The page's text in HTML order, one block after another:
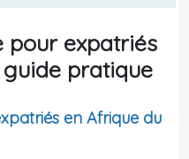
pour expatriés
guide pratique
en Afrique du